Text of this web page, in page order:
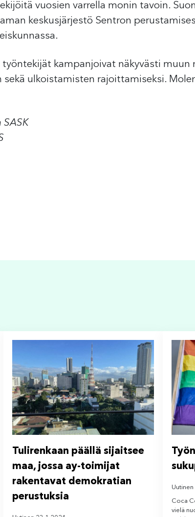
vuosien varrella monin tavoin.
keskusjärjestö Sentron
kampanjoivat näkyvästi muun
ulkoistamisten rajoittamiseksi.
SASK
Tulirenkaan päällä sijaitsee
maa, jossa ay-toimijat
rakentavat demokratian
perustuksia
Uutinen
Coca
vielä